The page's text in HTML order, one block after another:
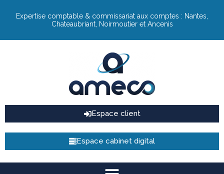
Expertise comptable & commissariat aux comptes : Nantes,
Chateaubriant, Noirmoutier et Ancenis
Espace client
Espace cabinet digital